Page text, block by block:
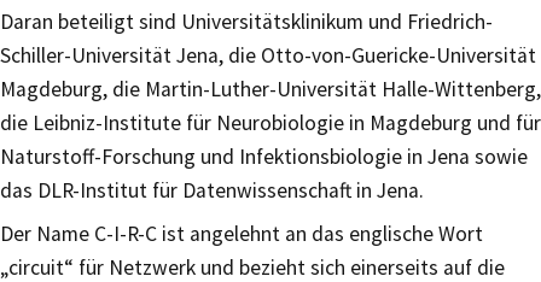
Daran beteiligt sind Universitätsklinikum und Friedrich-
Schiller-Universität Jena, die Otto-von-Guericke-Universität
Magdeburg, die Martin-Luther-Universität Halle-Wittenberg,
die Leibniz-Institute für Neurobiologie in Magdeburg und für
Naturstoff-Forschung und Infektionsbiologie in Jena sowie
das DLR-Institut für Datenwissenschaft in Jena.
Der Name C-I-R-C ist angelehnt an das englische Wort
„circuit“ für Netzwerk und bezieht sich einerseits auf die